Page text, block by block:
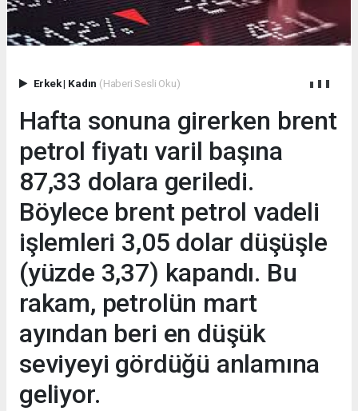
Erkek| Kadın (Haberi Sesli Oku)
Hafta sonuna girerken brent
petrol fiyatı varil başına
87,33 dolara geriledi.
Böylece brent petrol vadeli
işlemleri 3,05 dolar düşüşle
(yüzde 3,37) kapandı. Bu
rakam, petrolün mart
ayından beri en düşük
seviyeyi gördüğü anlamına
geliyor.